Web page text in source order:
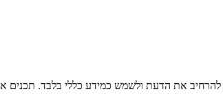
את הדעת ולשמש כמידע כללי בלבד. תכנים